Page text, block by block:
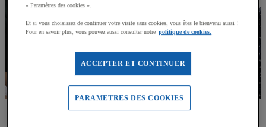
« Paramètres des cookies ».
Et si vous choisissez de continuer votre visite sans cookies, vous êtes le bienvenu aussi !
Pour en savoir plus, vous pouvez aussi consulter notre politique de cookies.
ACCEPTER ET CONTINUER
PARAMETRES DES COOKIES